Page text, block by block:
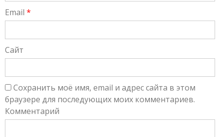
Email *
Сайт
Сохранить моё имя, email и адрес сайта в этом
браузере для последующих моих комментариев.
Комментарий